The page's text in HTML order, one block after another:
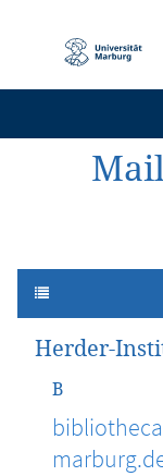
Navigation
Herder-
B